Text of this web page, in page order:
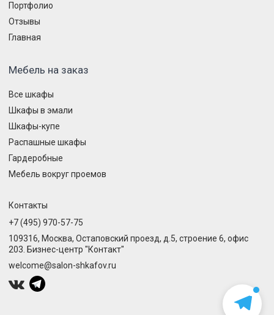
Портфолио
Отзывы
Главная
Мебель на заказ
Все шкафы
Шкафы в эмали
Шкафы-купе
Распашные шкафы
Гардеробные
Мебель вокруг проемов
Контакты
+7 (495) 970-57-75
109316, Москва, Остаповский проезд, д.5, строение 6, офис
203. Бизнес-центр "Контакт"
welcome@salon-shkafov.ru